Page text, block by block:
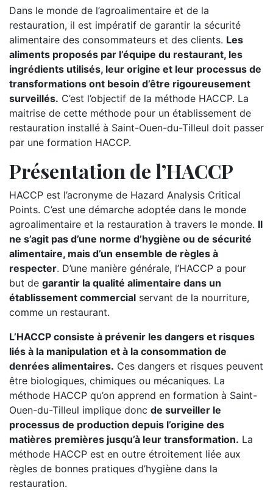
Dans le monde de l’agroalimentaire et de la
restauration, il est impératif de garantir la sécurité
alimentaire des consommateurs et des clients. Les
aliments proposés par l’équipe du restaurant, les
ingrédients utilisés, leur origine et leur processus de
transformations ont besoin d’être rigoureusement
surveillés. C’est l’objectif de la méthode HACCP. La
maitrise de cette méthode pour un établissement de
restauration installé à Saint-Ouen-du-Tilleul doit passer
par une formation HACCP.
Présentation de l’HACCP
HACCP est l’acronyme de Hazard Analysis Critical
Points. C’est une démarche adoptée dans le monde
agroalimentaire et la restauration à travers le monde. Il
ne s’agit pas d’une norme d’hygiène ou de sécurité
alimentaire, mais d’un ensemble de règles à
respecter. D’une manière générale, l’HACCP a pour
but de garantir la qualité alimentaire dans un
établissement commercial servant de la nourriture,
comme un restaurant.
L’HACCP consiste à prévenir les dangers et risques
liés à la manipulation et à la consommation de
denrées alimentaires. Ces dangers et risques peuvent
être biologiques, chimiques ou mécaniques. La
méthode HACCP qu’on apprend en formation à Saint-
Ouen-du-Tilleul implique donc de surveiller le
processus de production depuis l’origine des
matières premières jusqu’à leur transformation. La
méthode HACCP est en outre étroitement liée aux
règles de bonnes pratiques d’hygiène dans la
restauration.